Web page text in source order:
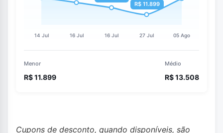
Menor
R$ 11.899
Médio
R$ 13.508
Cupons de desconto, quando disponíveis, são